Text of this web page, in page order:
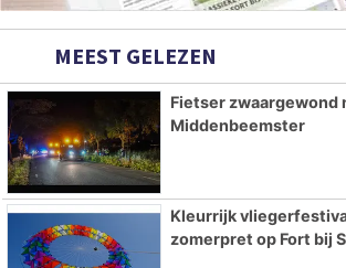
MEEST GELEZEN
Fietser zwaargewond
Middenbeemster
Kleurrijk
zomerpret op Fort bij